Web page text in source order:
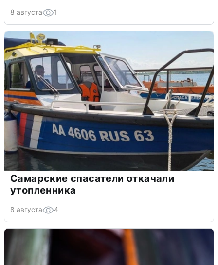
8 августа 1
Самарские спасатели откачали
утопленника
8 августа 4